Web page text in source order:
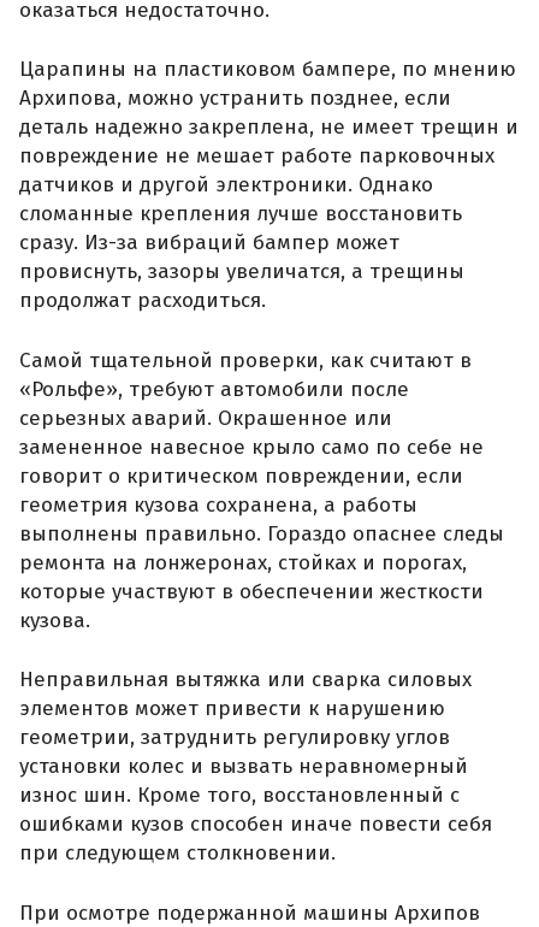
оказаться недостаточно.
Царапины на пластиковом бампере, по мнению
Архипова, можно устранить позднее, если
деталь надежно закреплена, не имеет трещин и
повреждение не мешает работе парковочных
датчиков и другой электроники. Однако
сломанные крепления лучше восстановить
сразу. Из-за вибраций бампер может
провиснуть, зазоры увеличатся, а трещины
продолжат расходиться.
Самой тщательной проверки, как считают в
«Рольфе», требуют автомобили после
серьезных аварий. Окрашенное или
замененное навесное крыло само по себе не
говорит о критическом повреждении, если
геометрия кузова сохранена, а работы
выполнены правильно. Гораздо опаснее следы
ремонта на лонжеронах, стойках и порогах,
которые участвуют в обеспечении жесткости
кузова.
Неправильная вытяжка или сварка силовых
элементов может привести к нарушению
геометрии, затруднить регулировку углов
установки колес и вызвать неравномерный
износ шин. Кроме того, восстановленный с
ошибками кузов способен иначе повести себя
при следующем столкновении.
При осмотре подержанной машины Архипов